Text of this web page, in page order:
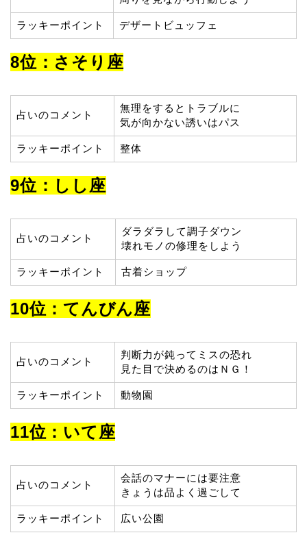
ラッキーポイント デザートビュッフェ
8位：さそり座
占いのコメント
無理をするとトラブルに
気が向かない誘いはパス
ラッキーポイント 整体
9位：しし座
占いのコメント
ダラダラして調子ダウン
壊れモノの修理をしよう
ラッキーポイント 古着ショップ
10位：てんびん座
占いのコメント
判断力が鈍ってミスの恐れ
見た目で決めるのはＮＧ！
ラッキーポイント 動物園
11位：いて座
占いのコメント
会話のマナーには要注意
きょうは品よく過ごして
ラッキーポイント 広い公園